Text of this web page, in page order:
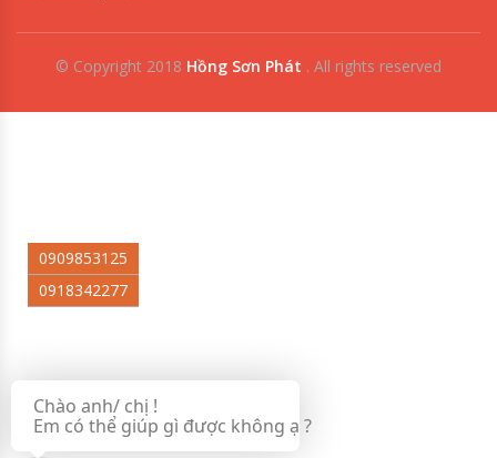
© Copyright 2018 Hồng Sơn Phát . All rights reserved
0909853125
0918342277
Chào anh/ chị !
Em có thể giúp gì được không ạ ?